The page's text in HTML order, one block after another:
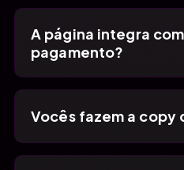
A página integra
pagamento?
Vocês fazem a copy